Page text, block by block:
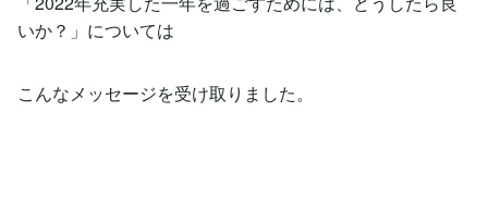
いか？」については
こんなメッセージを受け取りました。